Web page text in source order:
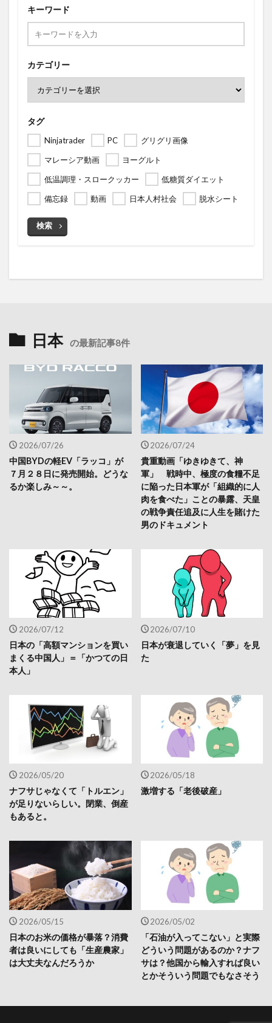
キーワード
カテゴリー
タグ
Ninjatrader PC
グリグリ画像
マレーシア動画
ヨーグルト
低温調理・スロークッカー
低糖質ダイエット
備忘録
動画 日本人村社会 脱水シート
検索
日本 の最新記事8件
2026/07/26
中国BYDの軽EV「ラッコ」が
７月２８日に発売開始。どうな
るか楽しみ～～。
2026/07/24
貴重動画「ゆきゆきて、神
軍」 戦時中、極度の食糧不足
に陥った日本軍が「組織的に人
肉を食べた」ことの暴露、天皇
の戦争責任追及に人生を賭けた
男のドキュメント
2026/07/12
日本の「高額マンションを買い
まくる中国人」＝「かつての日
本人」
2026/07/10
日本が衰退していく「夢」を見
た
2026/05/20
ナフサじゃなくて「トルエン」
が足りないらしい。閉業、倒産
もあると。
2026/05/18
激増する「老後破産」
2026/05/15
日本のお米の価格が暴落？消費
者は良いにしても「生産農家」
は大丈夫なんだろうか
2026/05/02
「石油が入ってこない」と実際
どういう問題があるのか？ナフ
サは？他国から輸入すれば良い
とかそういう問題でもなさそう